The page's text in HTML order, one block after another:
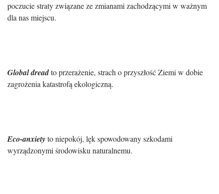
poczucie straty związane ze zmianami zachodzącymi w ważnym
dla nas miejscu.
Global dreadto przerażenie, strach o przyszłość Ziemi w dobie
zagrożenia katastrofą ekologiczną.
Eco-anxietyto niepokój, lęk spowodowany szkodami
wyrządzonymi środowisku naturalnemu.